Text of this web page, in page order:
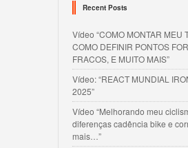
Recent Posts
Vídeo “COMO MONTAR MEU
COMO DEFINIR PONTOS
FRACOS, E MUITO MAIS”
Vídeo: “REACT MUNDIAL
2025”
Vídeo “Melhorando meu
diferenças cadência bike e
mais…”